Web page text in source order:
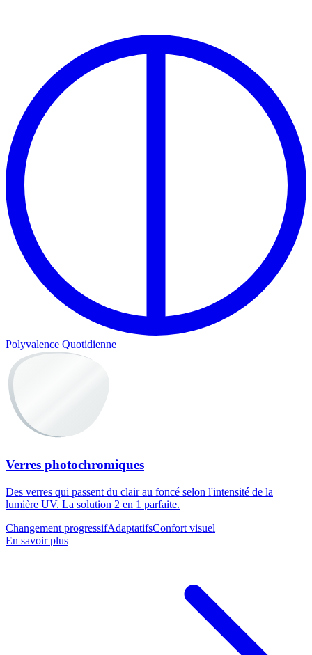
Polyvalence Quotidienne
Verres photochromiques
Des verres qui passent du clair au foncé selon l'intensité de la
lumière UV. La solution 2 en 1 parfaite.
Changement progressifAdaptatifsConfort visuel
En savoir plus